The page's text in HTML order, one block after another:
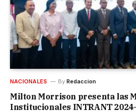
NACIONALES By Redaccion
Milton Morrison presenta las
Institucionales INTRANT